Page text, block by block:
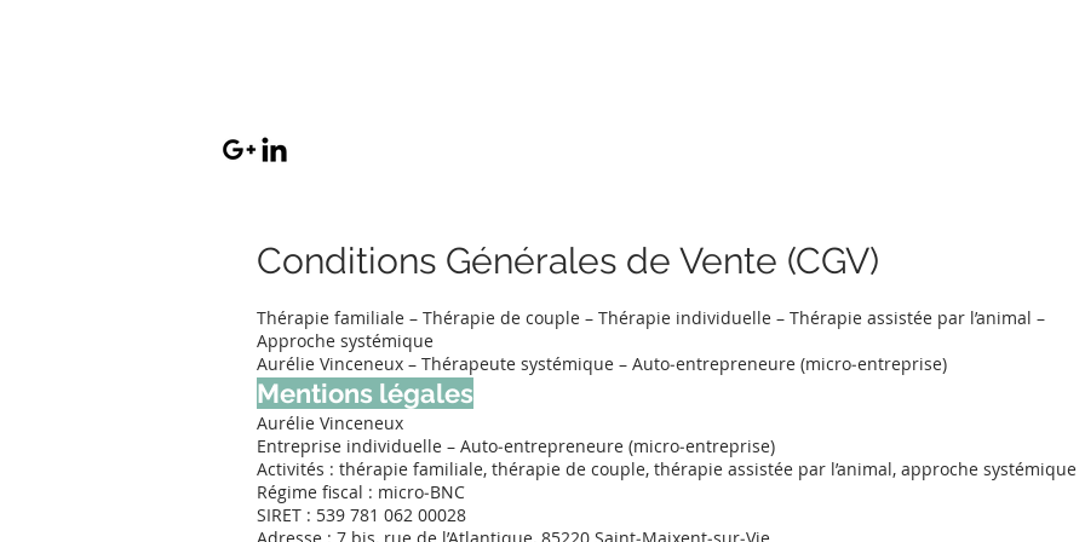
Conditions Générales de Vente (CGV)
Thérapie familiale – Thérapie de couple – Thérapie individuelle – Thérapie assistée par l’animal –
Approche systémique
Aurélie Vinceneux – Thérapeute systémique – Auto‑entrepreneure (micro‑entreprise)
Mentions légales
Aurélie Vinceneux
Entreprise individuelle – Auto‑entrepreneure (micro‑entreprise)
Activités : thérapie familiale, thérapie de couple, thérapie assistée par l’animal, approche systémique
Régime fiscal : micro‑BNC
SIRET : 539 781 062 00028